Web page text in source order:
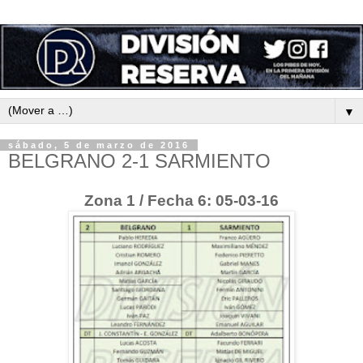
▼
sábado, 5 de marzo de 2016
BELGRANO 2-1 SARMIENTO
Zona 1 / Fecha 6: 05-03-16